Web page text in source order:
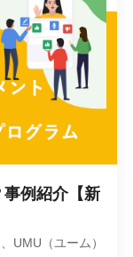
例紹介【新
UMU（ユーム）